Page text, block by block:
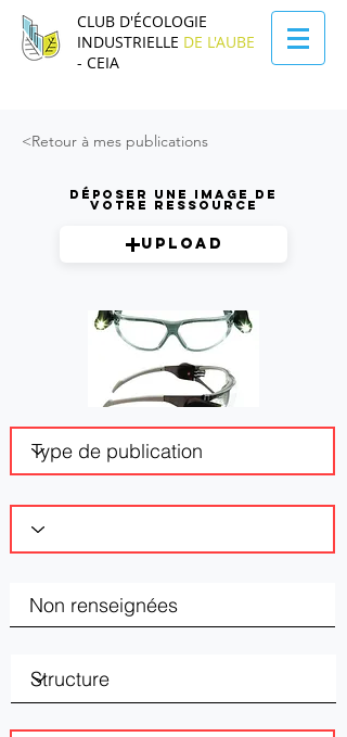
CLUB D'ÉCOLOGIE
INDUSTRIELLE DE L'AUBE
- CEIA
<Retour à mes publications
Déposer une image de
votre ressource
Upload